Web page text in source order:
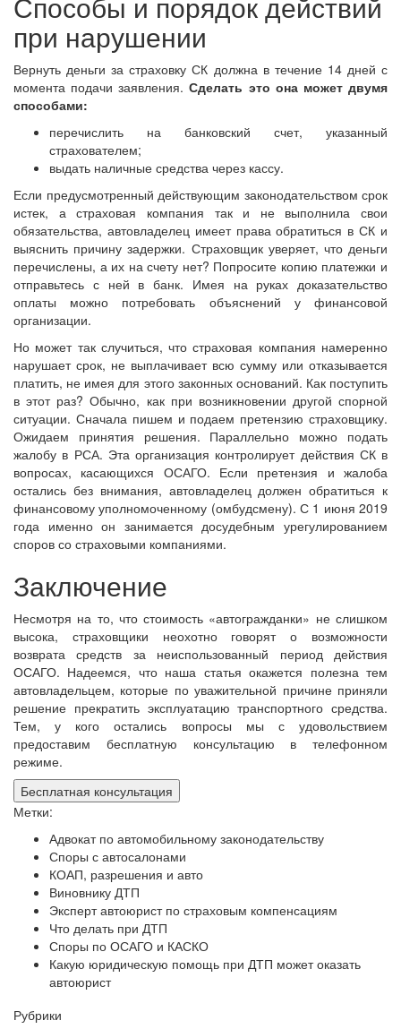
при нарушении
Вернуть деньги за страховку СК должна в течение 14 дней с
момента подачи заявления.Сделать это она может двумя
способами:
перечислить на банковский счет, указанный
страхователем;
выдать наличные средства через кассу.
Если предусмотренный действующим законодательством срок
истек, а страховая компания так и не выполнила свои
обязательства, автовладелец имеет права обратиться в СК и
выяснить причину задержки. Страховщик уверяет, что деньги
перечислены, а их на счету нет? Попросите копию платежки и
отправьтесь с ней в банк. Имея на руках доказательство
оплаты можно потребовать объяснений у финансовой
организации.
Но может так случиться, что страховая компания намеренно
нарушает срок, не выплачивает всю сумму или отказывается
платить, не имея для этого законных оснований. Как поступить
в этот раз? Обычно, как при возникновении другой спорной
ситуации. Сначала пишем и подаем претензию страховщику.
Ожидаем принятия решения. Параллельно можно подать
жалобу в РСА. Эта организация контролирует действия СК в
вопросах, касающихся ОСАГО. Если претензия и жалоба
остались без внимания, автовладелец должен обратиться к
финансовому уполномоченному (омбудсмену). С 1 июня 2019
года именно он занимается досудебным урегулированием
споров со страховыми компаниями.
Заключение
Несмотря на то, что стоимость «автогражданки» не слишком
высока, страховщики неохотно говорят о возможности
возврата средств за неиспользованный период действия
ОСАГО. Надеемся, что наша статья окажется полезна тем
автовладельцем, которые по уважительной причине приняли
решение прекратить эксплуатацию транспортного средства.
Тем, у кого остались вопросы мы с удовольствием
предоставим бесплатную консультацию в телефонном
режиме.
Бесплатная консультация
Метки:
Адвокат по автомобильному законодательству
Споры с автосалонами
КОАП, разрешения и авто
Виновнику ДТП
Эксперт автоюрист по страховым компенсациям
Что делать при ДТП
Споры по ОСАГО и КАСКО
Какую юридическую помощь при ДТП может оказать
автоюрист
Рубрики